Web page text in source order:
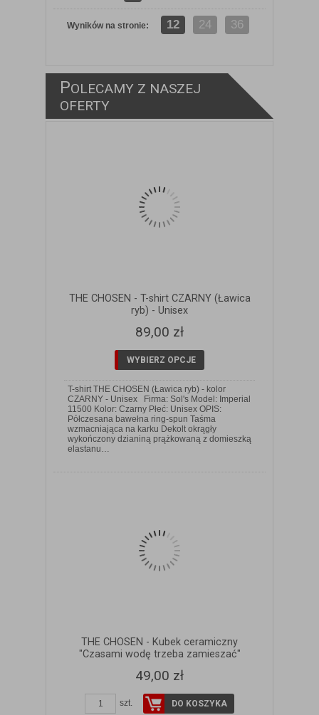
Wyników na stronie: 12 24 36
POLECAMY Z NASZEJ
OFERTY
ZOBACZ SZCZEGÓŁY
THE CHOSEN - T-shirt CZARNY (Ławica
ryb) - Unisex
89,00 zł
WYBIERZ OPCJE
T-shirt THE CHOSEN (Ławica ryb) - kolor
CZARNY - Unisex Firma: Sol's Model: Imperial
11500 Kolor: Czarny Płeć: Unisex OPIS:
Półczesana bawełna ring-spun Taśma
wzmacniająca na karku Dekolt okrągły
wykończony dzianiną prążkowaną z domieszką
elastanu…
ZOBACZ SZCZEGÓŁY
THE CHOSEN - Kubek ceramiczny
"Czasami wodę trzeba zamieszać"
49,00 zł
szt. DO KOSZYKA